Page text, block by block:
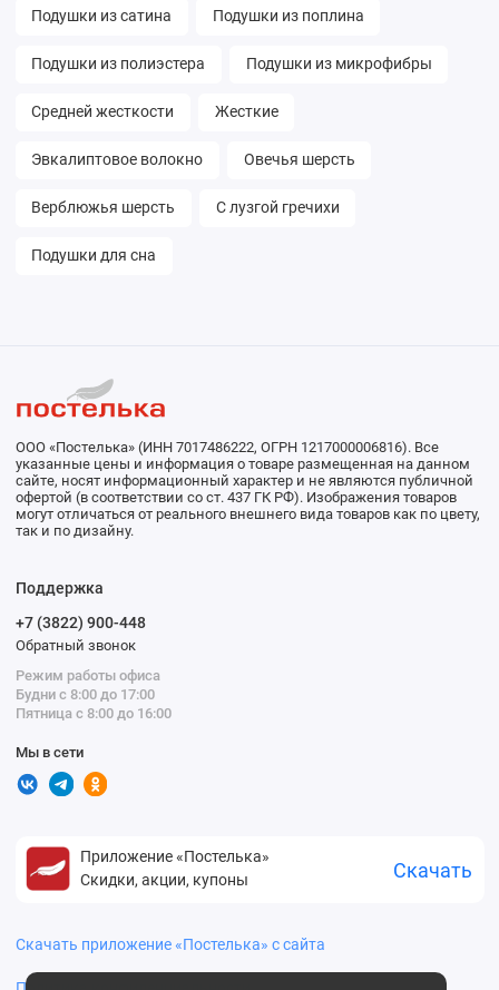
Подушки из сатина Подушки из поплина
Подушки из полиэстера Подушки из микрофибры
Средней жесткости Жесткие
Эвкалиптовое волокно Овечья шерсть
Верблюжья шерсть С лузгой гречихи
Подушки для сна
ООО «Постелька» (ИНН 7017486222, ОГРН 1217000006816). Все
указанные цены и информация о товаре размещенная на данном
сайте, носят информационный характер и не являются публичной
офертой (в соответствии со ст. 437 ГК РФ). Изображения товаров
могут отличаться от реального внешнего вида товаров как по цвету,
так и по дизайну.
Поддержка
+7 (3822) 900-448
Обратный звонок
Режим работы офиса
Будни с 8:00 до 17:00
Пятница с 8:00 до 16:00
Мы в сети
Приложение «Постелька»
Скидки, акции, купоны
Скачать
Скачать приложение «Постелька» с сайта